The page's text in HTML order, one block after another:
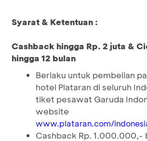
Syarat & Ketentuan :
Cashback hingga Rp. 2 juta &
hingga 12 bulan
Berlaku untuk pembelian
hotel Plataran di seluruh
tiket pesawat Garuda
website
www.plataran.com/
Cashback Rp. 1.000.000,-